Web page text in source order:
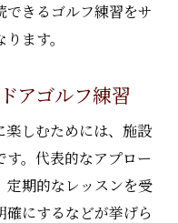
きるゴルフ練習をサ
ます。
アゴルフ練習
しむためには、施設
す。代表的なアプロー
定期的なレッスンを受
にするなどが挙げら